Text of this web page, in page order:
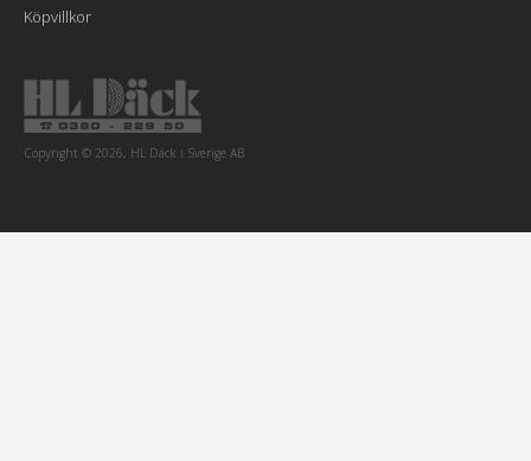
Köpvillkor
Copyright © 2026, HL Däck i Sverige AB